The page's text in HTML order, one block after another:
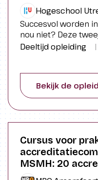
Hogeschool
Succesvol worden
nou niet? Deze
helpen. Onze
Deeltijd opleiding |
Bekijk de
Cursus voor
MSMH: 20